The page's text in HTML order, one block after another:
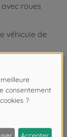
roues
véhicule de